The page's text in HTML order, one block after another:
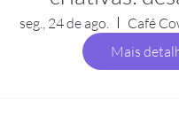
tecnologia e
da
seg., 24 de ago.
Café
Mais